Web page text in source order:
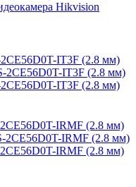
Hikvision
IT3F (2.8 мм)
IT3F (2.8 мм)
IRMF (2.8 мм)
IRMF (2.8 мм)